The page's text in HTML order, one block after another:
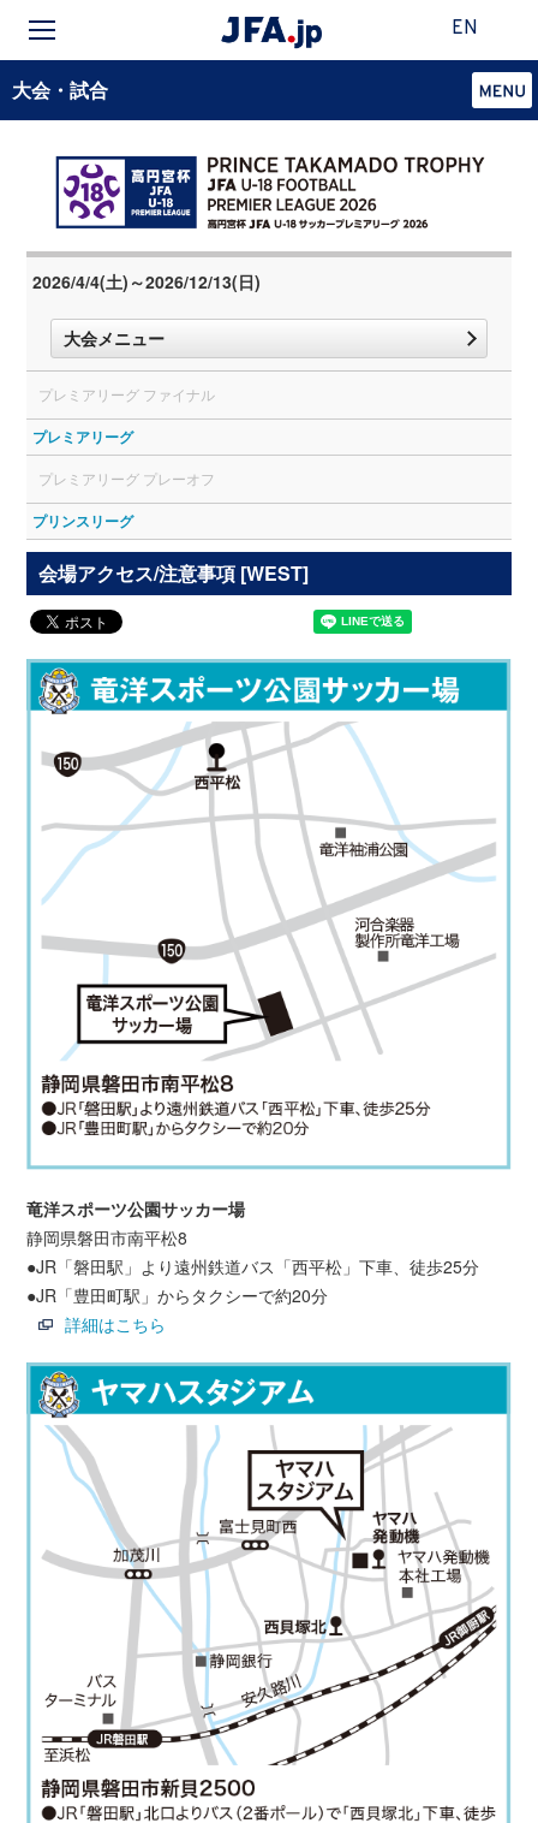
EN
大会・試合
2026/4/4(土)～2026/12/13(日)
大会メニュー
プレミアリーグ ファイナル
プレミアリーグ
プレミアリーグ プレーオフ
プリンスリーグ
会場アクセス/注意事項 [WEST]
竜洋スポーツ公園サッカー場
静岡県磐田市南平松8
●JR「磐田駅」より遠州鉄道バス「西平松」下車、徒歩25分
●JR「豊田町駅」からタクシーで約20分
詳細はこちら